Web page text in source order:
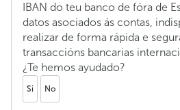
IBAN do teu banco de fóra de
datos asociados ás contas,
realizar de forma rápida e
transaccións bancarias
¿Te hemos ayudado?
Si No